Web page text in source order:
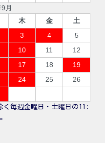
月
木 金
土
3 4
5
10 11
12
17 18
19
24 25
26
く毎週金曜日・土曜日の11: